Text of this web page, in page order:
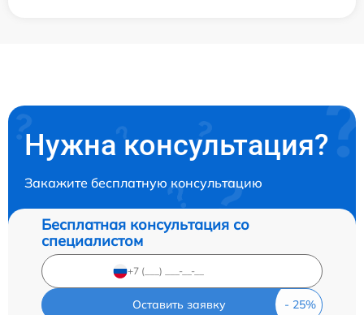
Нужна консультация?
Закажите бесплатную консультацию
Бесплатная консультация со
специалистом
Оставить заявку